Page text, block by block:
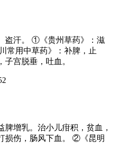
盗汗。 ①《贵州草药》：滋
常用中草药》：补脾，止
宫脱垂，吐血。
增乳。治小儿疳积，贫血，
损伤，肠风下血。 ②《昆明